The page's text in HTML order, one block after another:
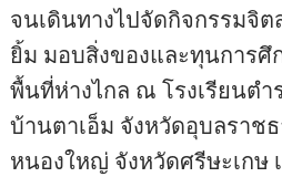
จนเดินทางไปจัดกิจกรรมจิ
ยิ้ม มอบสิ่งของและทุนการศึ
พื้นที่ห่างไกล ณ โรงเรียนต
บ้านตาเอ็ม จังหวัดอุบลราช
หนองใหญ่ จังหวัดศรีษะเกษ